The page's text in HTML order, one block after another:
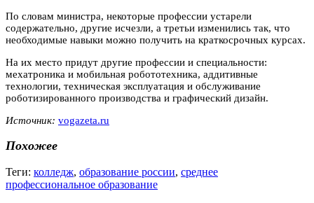
По словам министра, некоторые профессии устарели
содержательно, другие исчезли, а третьи изменились так, что
необходимые навыки можно получить на краткосрочных курсах.
На их место придут другие профессии и специальности:
мехатроника и мобильная робототехника, аддитивные
технологии, техническая эксплуатация и обслуживание
роботизированного производства и графический дизайн.
Источник: vogazeta.ru
Похожее
Теги: колледж, образование россии, среднее
профессиональное образование